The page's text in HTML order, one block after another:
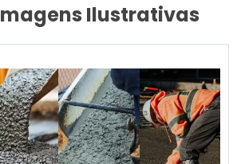
Ilustrativas